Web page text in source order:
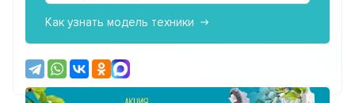
Как узнать модель техники